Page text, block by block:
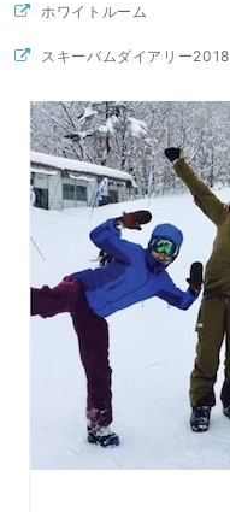
ホワイトルーム
スキーバムダイアリー2018